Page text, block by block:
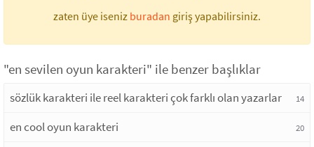
zaten üye iseniz buradan giriş yapabilirsiniz.
"en sevilen oyun karakteri" ile benzer başlıklar
sözlük karakteri ile reel karakteri çok farklı olan yazarlar 14
en cool oyun karakteri 20